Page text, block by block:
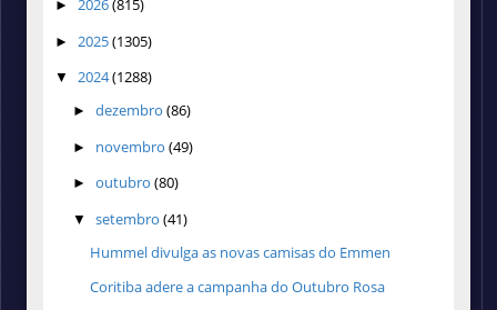
► 2026(815)
► 2025(1305)
▼ 2024(1288)
► dezembro (86)
► novembro (49)
► outubro (80)
▼ setembro (41)
Hummel divulga as novas camisas do Emmen
Coritiba adere a campanha do Outubro Rosa